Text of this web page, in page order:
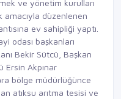
ve yönetim kurulları
amacıyla düzenlenen
ev sahipliği yaptı.
odası başkanları
Bekir Sütcü, Başkan
Ersin Akpınar
bölge müdürlüğünce
atıksu arıtma tesisi ve